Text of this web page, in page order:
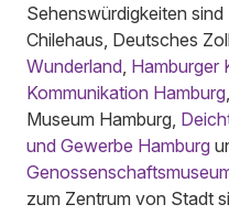
Sehenswürdigkeiten sind
Chilehaus, Deutsches
Wunderland Hamburger
Kommunikation Hamburg
Museum Hamburg,
und Gewerbe Hamburg
zum Zentrum von Stadt